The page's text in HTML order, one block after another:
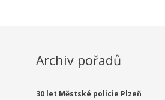
Archiv pořadů
30 let Městské policie Plzeň